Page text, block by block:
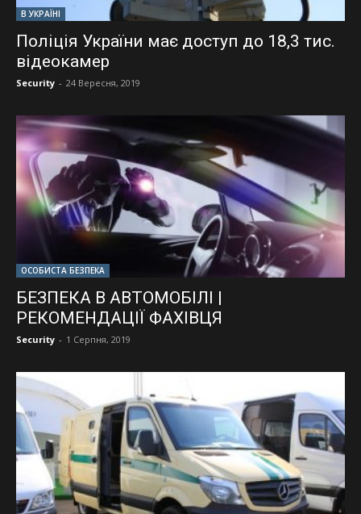
В УКРАЇНІ
Поліція України має доступ до 18,3 тис.
відеокамер
Security - 24 Вересня, 2019
ОСОБИСТА БЕЗПЕКА
БЕЗПЕКА В АВТОМОБІЛІ |
РЕКОМЕНДАЦІЇ ФАХІВЦЯ
Security - 1 Серпня, 2019